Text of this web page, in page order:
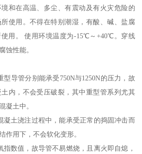
和在高温、多尘、有震动及有火灾危险的
使用。不得在特别潮湿，有酸、碱、盐腐
用。 使用环境温度为-15℃～+40℃。穿线
蚀性能。
型导管分别能承受750N与1250N的压力，故
内，不会受压破裂，其中重型管系列尤其
凝土中。
凝土浇注过程中，能承受正常的捣固冲击而
作用下，不会软化变形。
指数值，故导管不易燃烧，且离火即自熄，